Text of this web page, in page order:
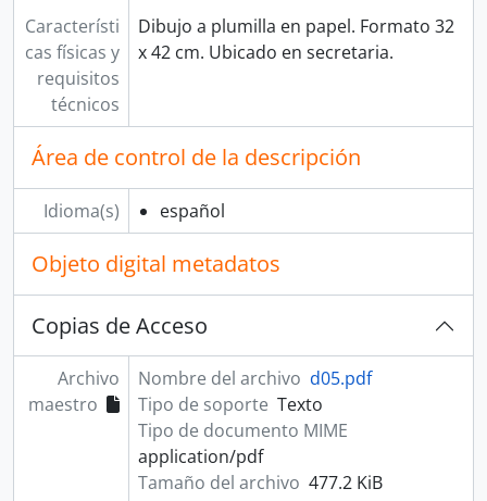
Característi
cas físicas y
requisitos
técnicos
Dibujo a plumilla en papel. Formato 32
x 42 cm. Ubicado en secretaria.
Área de control de la descripción
Idioma(s) español
Objeto digital metadatos
Copias de Acceso
Archivo
maestro
Nombre del archivo d05.pdf
Tipo de soporte Texto
Tipo de documento MIME
application/pdf
Tamaño del archivo 477.2 KiB